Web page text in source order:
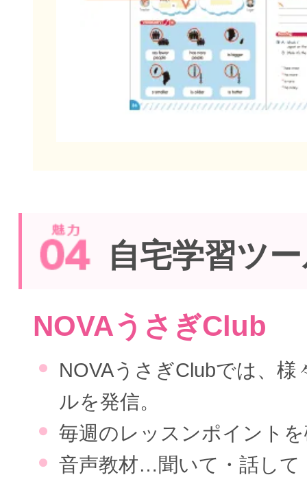
自宅学習ツ
NOVAうさぎClub
NOVAうさぎClubでは、様
ルを発信。
毎週のレッスンポイント
音声教材…聞いて・話して